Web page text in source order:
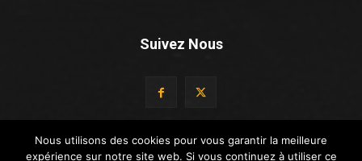
Suivez Nous
Nous utilisons des cookies pour vous garantir la meilleure
expérience sur notre site web. Si vous continuez à utiliser ce